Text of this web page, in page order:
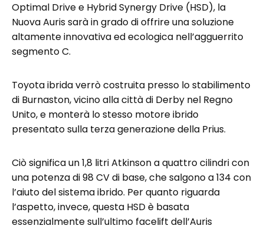
Optimal Drive e Hybrid Synergy Drive (HSD), la
Nuova Auris sarà in grado di offrire una soluzione
altamente innovativa ed ecologica nell’agguerrito
segmento C.
Toyota ibrida verrò costruita presso lo stabilimento
di Burnaston, vicino alla città di Derby nel Regno
Unito, e monterà lo stesso motore ibrido
presentato sulla terza generazione della Prius.
Ciò significa un 1,8 litri Atkinson a quattro cilindri con
una potenza di 98 CV di base, che salgono a 134 con
l’aiuto del sistema ibrido. Per quanto riguarda
l’aspetto, invece, questa HSD è basata
essenzialmente sull’ultimo facelift dell’Auris